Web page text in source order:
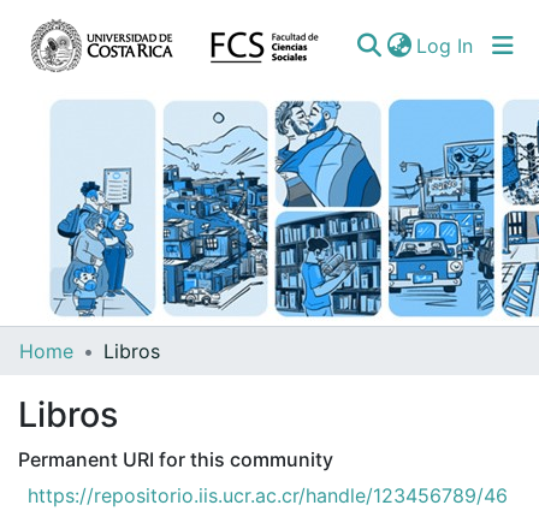
Log In
Communities
Collections
All of DSpace
Home Libros
Libros
Permanent URI for this community
https://repositorio.iis.ucr.ac.cr/handle/123456789/46